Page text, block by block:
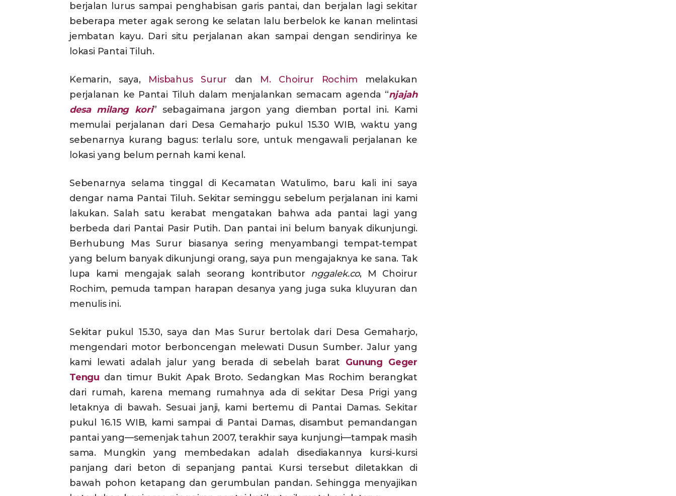
berjalan lurus sampai penghabisan garis pantai, dan berjalan lagi sekitar
beberapa meter agak serong ke selatan lalu berbelok ke kanan melintasi
jembatan kayu. Dari situ perjalanan akan sampai dengan sendirinya ke
lokasi Pantai Tiluh.
Kemarin, saya, Misbahus Surur dan M. Choirur Rochim melakukan
perjalanan ke Pantai Tiluh dalam menjalankan semacam agenda “njajah
desa milang kori” sebagaimana jargon yang diemban portal ini. Kami
memulai perjalanan dari Desa Gemaharjo pukul 15.30 WIB, waktu yang
sebenarnya kurang bagus: terlalu sore, untuk mengawali perjalanan ke
lokasi yang belum pernah kami kenal.
Sebenarnya selama tinggal di Kecamatan Watulimo, baru kali ini saya
dengar nama Pantai Tiluh. Sekitar seminggu sebelum perjalanan ini kami
lakukan. Salah satu kerabat mengatakan bahwa ada pantai lagi yang
berbeda dari Pantai Pasir Putih. Dan pantai ini belum banyak dikunjungi.
Berhubung Mas Surur biasanya sering menyambangi tempat-tempat
yang belum banyak dikunjungi orang, saya pun mengajaknya ke sana. Tak
lupa kami mengajak salah seorang kontributor nggalek.co, M Choirur
Rochim, pemuda tampan harapan desanya yang juga suka kluyuran dan
menulis ini.
Sekitar pukul 15.30, saya dan Mas Surur bertolak dari Desa Gemaharjo,
mengendari motor berboncengan melewati Dusun Sumber. Jalur yang
kami lewati adalah jalur yang berada di sebelah barat Gunung Geger
Tengu dan timur Bukit Apak Broto. Sedangkan Mas Rochim berangkat
dari rumah, karena memang rumahnya ada di sekitar Desa Prigi yang
letaknya di bawah. Sesuai janji, kami bertemu di Pantai Damas. Sekitar
pukul 16.15 WIB, kami sampai di Pantai Damas, disambut pemandangan
pantai yang—semenjak tahun 2007, terakhir saya kunjungi—tampak masih
sama. Mungkin yang membedakan adalah disediakannya kursi-kursi
panjang dari beton di sepanjang pantai. Kursi tersebut diletakkan di
bawah pohon ketapang dan gerumbulan pandan. Sehingga menyajikan